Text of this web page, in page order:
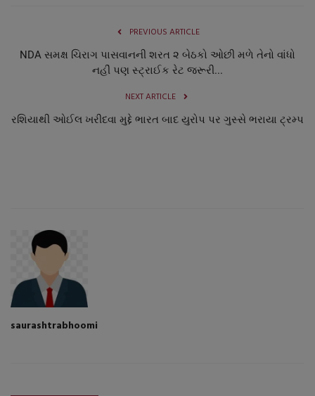
PREVIOUS ARTICLE
NDA સમક્ષ ચિરાગ પાસવાનની શરત ૨ બેઠકો ઓછી મળે તેનો વાંધો
નહીં પણ સ્ટ્રાઈક રેટ જરૂરી...
NEXT ARTICLE
રશિયાથી ઓઈલ ખરીદવા મુદ્દે ભારત બાદ યુરોપ પર ગુસ્સે ભરાયા ટ્રમ્પ
saurashtrabhoomi